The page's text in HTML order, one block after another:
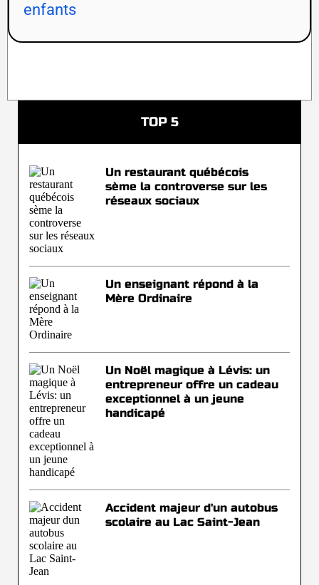
enfants
TOP 5
Un restaurant québécois
sème la controverse sur les
réseaux sociaux
Un enseignant répond à la
Mère Ordinaire
Un Noël magique à Lévis: un
entrepreneur offre un cadeau
exceptionnel à un jeune
handicapé
Accident majeur d'un autobus
scolaire au Lac Saint-Jean